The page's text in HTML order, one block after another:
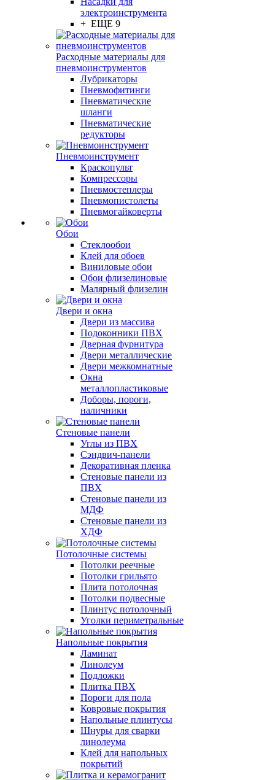
электроинструмента
+ ЕЩЕ 9
Расходные материалы для
пневмоинструментов
Лубрикаторы
Пневмофитинги
Пневматические
шланги
Пневматические
редукторы
Пневмоинструмент
Краскопульт
Компрессоры
Пневмостеплеры
Пневмопистолеты
Пневмогайковерты
Обои
Стеклообои
Клей для обоев
Виниловые обои
Обои флизелиновые
Малярный флизелин
Двери и окна
Двери из массива
Подоконники ПВХ
Дверная фурнитура
Двери металлические
Двери межкомнатные
Окна
металлопластиковые
Доборы, пороги,
наличники
Стеновые панели
Углы из ПВХ
Сэндвич-панели
Декоративная пленка
Стеновые панели из
ПВХ
Стеновые панели из
МДФ
Стеновые панели из
ХДФ
Потолочные системы
Потолки реечные
Потолки грильято
Плита потолочная
Потолки подвесные
Плинтус потолочный
Уголки периметральные
Напольные покрытия
Ламинат
Линолеум
Подложки
Плитка ПВХ
Пороги для пола
Ковровые покрытия
Напольные плинтусы
Шнуры для сварки
линолеума
Клей для напольных
покрытий